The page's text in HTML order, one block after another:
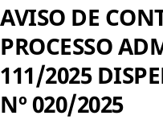
AVISO DE
PROCESSO
111/2025
Nº 020/2025